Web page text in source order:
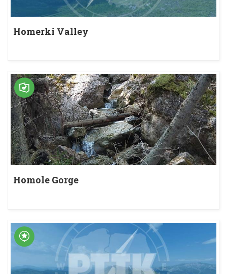
Homerki Valley
Homole Gorge